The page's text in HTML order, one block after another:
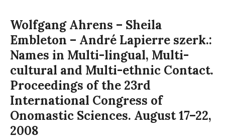
Wolfgang Ahrens – Sheila
Embleton – André Lapierre szerk.:
Names in Multi-lingual, Multi-
cultural and Multi-ethnic Contact.
Proceedings of the 23rd
International Congress of
Onomastic Sciences. August 17–22,
2008